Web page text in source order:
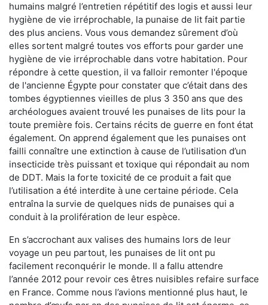
humains malgré l’entretien répétitif des logis et aussi leur
hygiène de vie irréprochable, la punaise de lit fait partie
des plus anciens. Vous vous demandez sûrement d’où
elles sortent malgré toutes vos efforts pour garder une
hygiène de vie irréprochable dans votre habitation. Pour
répondre à cette question, il va falloir remonter l'époque
de l'ancienne Égypte pour constater que c’était dans des
tombes égyptiennes vieilles de plus 3 350 ans que des
archéologues avaient trouvé les punaises de lits pour la
toute première fois. Certains récits de guerre en font état
également. On apprend également que les punaises ont
failli connaître une extinction à cause de l’utilisation d’un
insecticide très puissant et toxique qui répondait au nom
de DDT. Mais la forte toxicité de ce produit a fait que
l’utilisation a été interdite à une certaine période. Cela
entraîna la survie de quelques nids de punaises qui a
conduit à la prolifération de leur espèce.
En s’accrochant aux valises des humains lors de leur
voyage un peu partout, les punaises de lit ont pu
facilement reconquérir le monde. Il a fallu attendre
l’année 2012 pour revoir ces êtres nuisibles refaire surface
en France. Comme nous l’avions mentionné plus haut, le